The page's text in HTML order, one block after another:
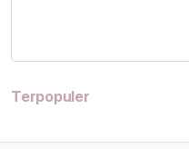
Terpopuler